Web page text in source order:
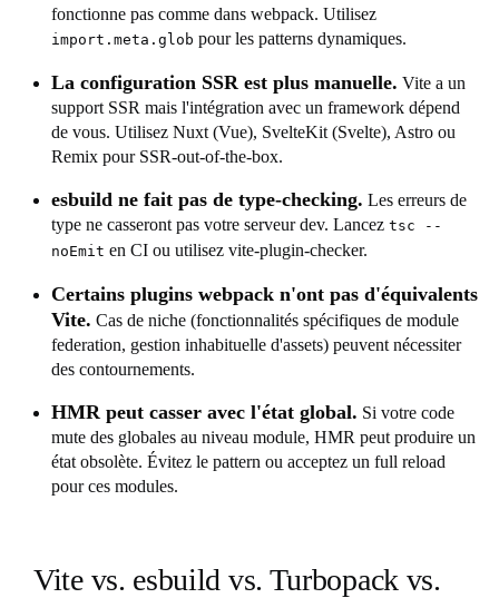
fonctionne pas comme dans webpack. Utilisez
import.meta.glob pour les patterns dynamiques.
La configuration SSR est plus manuelle. Vite a un
support SSR mais l'intégration avec un framework dépend
de vous. Utilisez Nuxt (Vue), SvelteKit (Svelte), Astro ou
Remix pour SSR-out-of-the-box.
esbuild ne fait pas de type-checking. Les erreurs de
type ne casseront pas votre serveur dev. Lancez tsc --
noEmit en CI ou utilisez vite-plugin-checker.
Certains plugins webpack n'ont pas d'équivalents
Vite. Cas de niche (fonctionnalités spécifiques de module
federation, gestion inhabituelle d'assets) peuvent nécessiter
des contournements.
HMR peut casser avec l'état global. Si votre code
mute des globales au niveau module, HMR peut produire un
état obsolète. Évitez le pattern ou acceptez un full reload
pour ces modules.
Vite vs. esbuild vs. Turbopack vs.